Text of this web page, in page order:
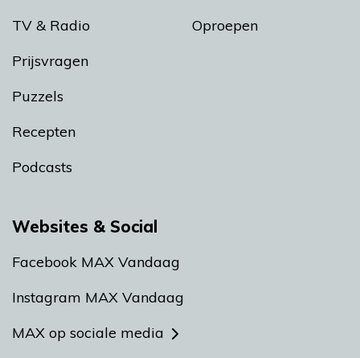
TV & Radio
Prijsvragen
Puzzels
Recepten
Podcasts
Oproepen
Websites & Social
Facebook MAX Vandaag
Instagram MAX Vandaag
MAX op sociale media